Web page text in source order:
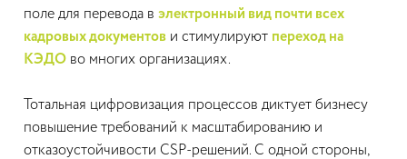
поле для перевода в электронный вид почти всех
кадровых документов и стимулируют переход на
КЭДО во многих организациях.
Тотальная цифровизация процессов диктует бизнесу
повышение требований к масштабированию и
отказоустойчивости CSP-решений. С одной стороны,